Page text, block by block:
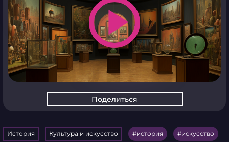
play_arrow
Поделиться
История Культура и искусство история искусство